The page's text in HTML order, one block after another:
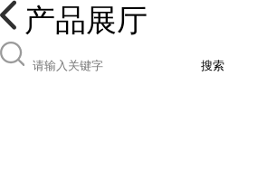
产品展厅
搜索